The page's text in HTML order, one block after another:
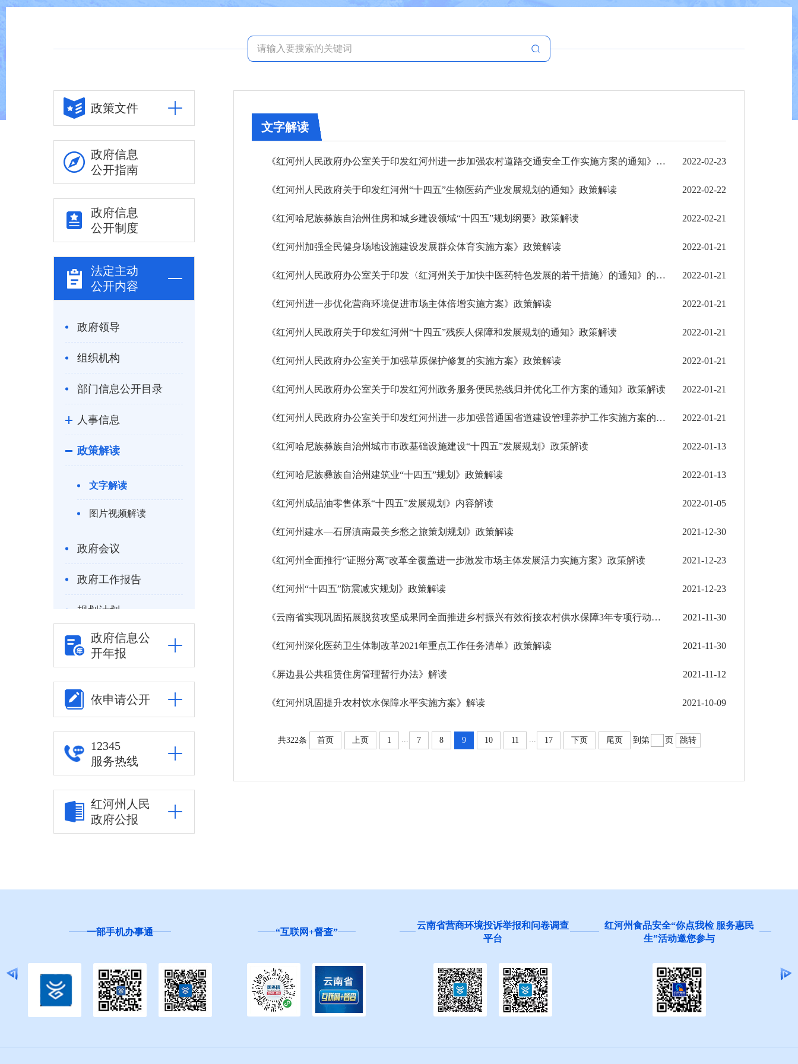
政策文件
政府信息
公开指南
政府信息
公开制度
法定主动
公开内容
政府领导
组织机构
部门信息公开目录
人事信息
政策解读
文字解读
图片视频解读
政府会议
政府工作报告
规划计划
重大决策预公开
统计信息
自然资源
公安司法
重点领域信息公开
其他
行政事项
重大民生信息
财务信息
政府信息公
开年报
依申请公开
12345
服务热线
红河州人民
政府公报
文字解读
《红河州人民政府办公室关于印发红河州进一步加强农村道路交通安全工作实施方案的通知》政策解读 2022-02-23
《红河州人民政府关于印发红河州“十四五”生物医药产业发展规划的通知》政策解读 2022-02-22
《红河哈尼族彝族自治州住房和城乡建设领域“十四五”规划纲要》政策解读 2022-02-21
《红河州加强全民健身场地设施建设发展群众体育实施方案》政策解读 2022-01-21
《红河州人民政府办公室关于印发〈红河州关于加快中医药特色发展的若干措施〉的通知》的政策解读 2022-01-21
《红河州进一步优化营商环境促进市场主体倍增实施方案》政策解读 2022-01-21
《红河州人民政府关于印发红河州“十四五”残疾人保障和发展规划的通知》政策解读 2022-01-21
《红河州人民政府办公室关于加强草原保护修复的实施方案》政策解读 2022-01-21
《红河州人民政府办公室关于印发红河州政务服务便民热线归并优化工作方案的通知》政策解读 2022-01-21
《红河州人民政府办公室关于印发红河州进一步加强普通国省道建设管理养护工作实施方案的通知 ... 2022-01-21
《红河哈尼族彝族自治州城市市政基础设施建设“十四五”发展规划》政策解读 2022-01-13
《红河哈尼族彝族自治州建筑业“十四五”规划》政策解读 2022-01-13
《红河州成品油零售体系“十四五”发展规划》内容解读 2022-01-05
《红河州建水—石屏滇南最美乡愁之旅策划规划》政策解读 2021-12-30
《红河州全面推行“证照分离”改革全覆盖进一步激发市场主体发展活力实施方案》政策解读 2021-12-23
《红河州“十四五”防震减灾规划》政策解读 2021-12-23
《云南省实现巩固拓展脱贫攻坚成果同全面推进乡村振兴有效衔接农村供水保障3年专项行动方案》... 2021-11-30
《红河州深化医药卫生体制改革2021年重点工作任务清单》政策解读 2021-11-30
《屏边县公共租赁住房管理暂行办法》解读 2021-11-12
《红河州巩固提升农村饮水保障水平实施方案》解读 2021-10-09
共322条 首页 上页 1 ... 7 8 9 10 11 ... 17 下页 尾页 到第 页 跳转
一部手机办事通 “互联网+督查”
云南省营商环境投诉举报和问卷调查
平台
红河州食品安全“你点我检 服务惠民
生”活动邀您参与